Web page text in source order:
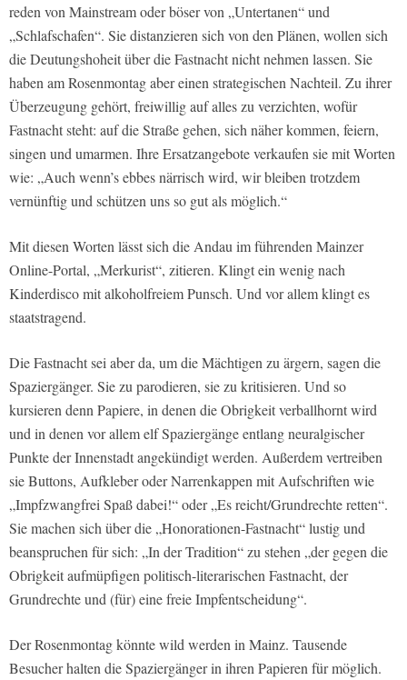
reden von Mainstream oder böser von „Untertanen“ und
„Schlafschafen“. Sie distanzieren sich von den Plänen, wollen sich
die Deutungshoheit über die Fastnacht nicht nehmen lassen. Sie
haben am Rosenmontag aber einen strategischen Nachteil. Zu ihrer
Überzeugung gehört, freiwillig auf alles zu verzichten, wofür
Fastnacht steht: auf die Straße gehen, sich näher kommen, feiern,
singen und umarmen. Ihre Ersatzangebote verkaufen sie mit Worten
wie: „Auch wenn’s ebbes närrisch wird, wir bleiben trotzdem
vernünftig und schützen uns so gut als möglich.“
Mit diesen Worten lässt sich die Andau im führenden Mainzer
Online-Portal, „Merkurist“, zitieren. Klingt ein wenig nach
Kinderdisco mit alkoholfreiem Punsch. Und vor allem klingt es
staatstragend.
Die Fastnacht sei aber da, um die Mächtigen zu ärgern, sagen die
Spaziergänger. Sie zu parodieren, sie zu kritisieren. Und so
kursieren denn Papiere, in denen die Obrigkeit verballhornt wird
und in denen vor allem elf Spaziergänge entlang neuralgischer
Punkte der Innenstadt angekündigt werden. Außerdem vertreiben
sie Buttons, Aufkleber oder Narrenkappen mit Aufschriften wie
„Impfzwangfrei Spaß dabei!“ oder „Es reicht/Grundrechte retten“.
Sie machen sich über die „Honorationen-Fastnacht“ lustig und
beanspruchen für sich: „In der Tradition“ zu stehen „der gegen die
Obrigkeit aufmüpfigen politisch-literarischen Fastnacht, der
Grundrechte und (für) eine freie Impfentscheidung“.
Der Rosenmontag könnte wild werden in Mainz. Tausende
Besucher halten die Spaziergänger in ihren Papieren für möglich.